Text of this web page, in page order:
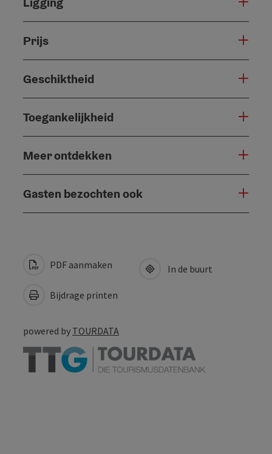
Prijs
Geschiktheid
Toegankelijkheid
Meer ontdekken
Gasten bezochten ook
PDF aanmaken
Bijdrage printen
In de buurt
powered by TOURDATA